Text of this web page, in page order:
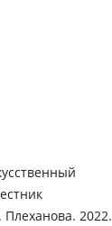
Плеханова. 2022.